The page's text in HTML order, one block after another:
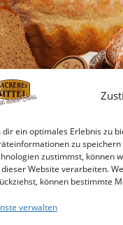
dir ein optimales Erlebnis zu
zu
zustimmst, können
Website verarbeiten.
können bestimmte
verwalten